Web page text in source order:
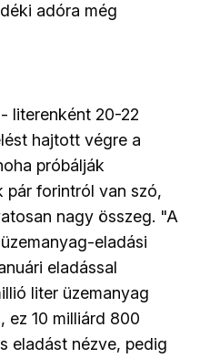
adóra még
literenként 20-22
hajtott végre a
próbálják
pár forintról van szó,
nagy összeg. "A
eladási
eladással
liter üzemanyag
10 milliárd 800
eladást nézve, pedig